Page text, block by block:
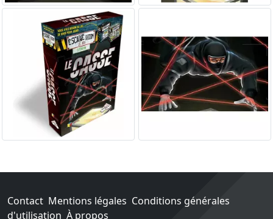
Contact Mentions légales Conditions générales
d'utilisation À propos